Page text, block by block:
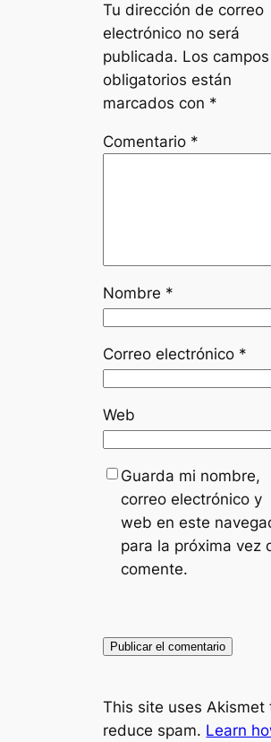
Tu dirección de correo
electrónico no será
publicada. Los campos
obligatorios están
marcados con *
Comentario *
Nombre *
Correo electrónico *
Web
Guarda mi nombre,
correo electrónico y
web en este
para la próxima vez
comente.
This site uses Akismet
reduce spam. Learn